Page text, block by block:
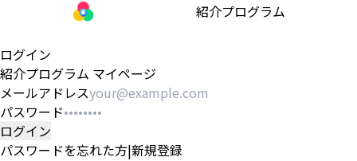
紹介プログラム
ログイン
紹介プログラム マイページ
メールアドレス
パスワード
ログイン
パスワードを忘れた方|新規登録